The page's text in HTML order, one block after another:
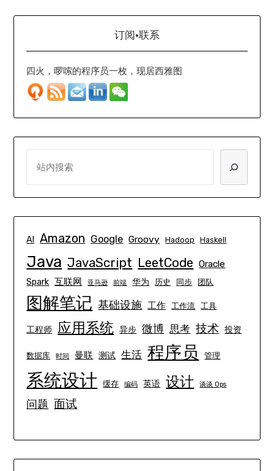
订阅·联系
四火，啰嗦的程序员一枚，现居西雅图
AI Amazon Google Groovy Hadoop Haskell
Java JavaScript LeetCode Oracle
Spark 互联网 亚马逊 前端 华为 历史 同步 团队
图解笔记 基础设施 工作 工作流 工具
工程师 应用系统 异步 微博 思考 技术 投资
数据库 时间 曼联 测试 生活 程序员 管理
系统设计 缓存 编码 英语 设计 谈谈 Ops
问题 面试